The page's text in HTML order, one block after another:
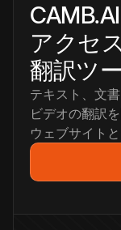
アクセ
翻訳ツ
テキスト、文
ビデオの翻訳を
ウェブサイト